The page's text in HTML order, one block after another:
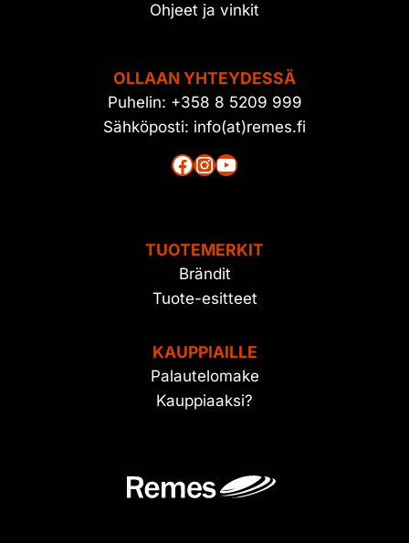
Ohjeet ja vinkit
OLLAAN YHTEYDESSÄ
Puhelin: +358 8 5209 999
Sähköposti: info(at)remes.fi
Facebook
Instagram
YouTube
TUOTEMERKIT
Brändit
Tuote-esitteet
KAUPPIAILLE
Palautelomake
Kauppiaaksi?